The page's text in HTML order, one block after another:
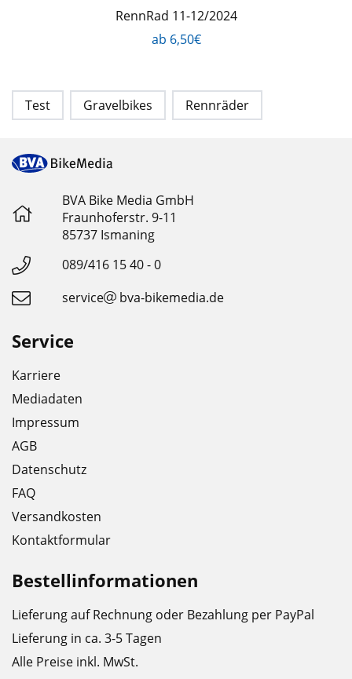
RennRad 11-12/2024
ab 6,50€
Test Gravelbikes Rennräder
BVA Bike Media GmbH
Fraunhoferstr. 9-11
85737 Ismaning
089/416 15 40 - 0
service
bva-bikemedia.de
Service
Karriere
Mediadaten
Impressum
AGB
Datenschutz
FAQ
Versandkosten
Kontaktformular
Bestellinformationen
Lieferung auf Rechnung oder Bezahlung per PayPal
Lieferung in ca. 3-5 Tagen
Alle Preise inkl. MwSt.